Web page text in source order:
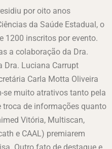
por oito anos
da Saúde Estadual, o
1200 inscritos por evento.
a colaboração da Dra.
Dra. Luciana Carrupt
Carla Motta Oliveira
se muito atrativos tanto pela
troca de informações quanto
Vitória, Multiscan,
e CAAL) premiarem